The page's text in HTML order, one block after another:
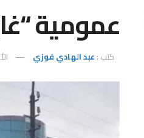
عمومية “غاز
كتب : عبد الهادي فوزي